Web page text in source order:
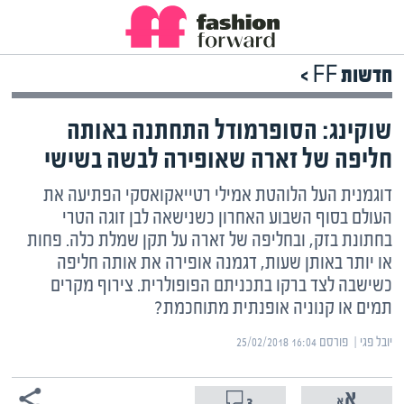
חדשות FF >
שוקינג: הסופרמודל התחתנה באותה
חליפה של זארה שאופירה לבשה בשישי
דוגמנית העל הלוהטת אמילי רטייאקואסקי הפתיעה את
העולם בסוף השבוע האחרון כשנישאה לבן זוגה הטרי
בחתונת בזק, ובחליפה של זארה על תקן שמלת כלה. פחות
או יותר באותן שעות, דגמנה אופירה את אותה חליפה
כשישבה לצד ברקו בתכניתם הפופולרית. צירוף מקרים
תמים או קנוניה אופנתית מתוחכמת?
יובל פגי | ‏פורסם ‎25/02/2018 16:04